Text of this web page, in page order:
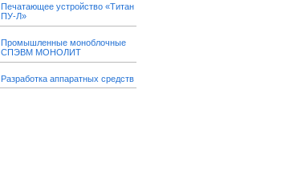
Печатающее устройство «Титан
ПУ-Л»
Промышленные моноблочные
СПЭВМ МОНОЛИТ
Разработка аппаратных средств